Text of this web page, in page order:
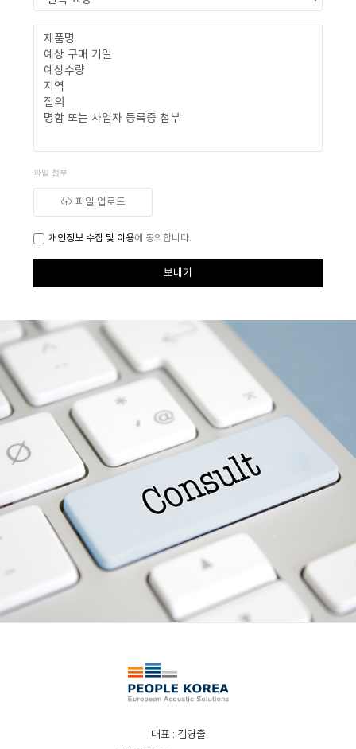
파일 첨부
파일 업로드
개인정보 수집 및 이용에 동의합니다.
보내기
대표 : 김영출